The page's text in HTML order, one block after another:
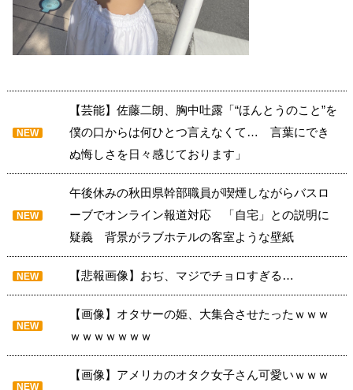
NEW
【芸能】佐藤二朗、胸中吐露「“ほんとうのこと”を
僕の口からは何ひとつ言えなくて… 言葉にでき
ぬ悔しさを日々感じております」
NEW
午後休みの秋田県幹部職員が喫煙しながらバスロ
ーブでオンライン報道対応 「自宅」との説明に
疑義 背景がラブホテルの客室ような壁紙
NEW 【悲報画像】おぢ、マジでチョロすぎる…
NEW
【画像】オタサーの姫、大集合させたったｗｗｗ
ｗｗｗｗｗｗｗ
NEW
【画像】アメリカのオタク女子さん可愛いｗｗｗ